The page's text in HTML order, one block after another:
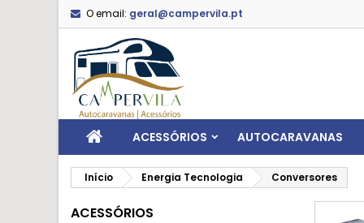
O email: geral@campervila.pt
ACESSÓRIOS AUTOCARAVANAS
Início Energia Tecnologia Conversores
ACESSÓRIOS